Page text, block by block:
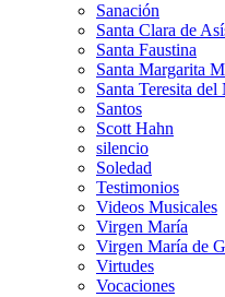
Sanación
Santa Clara de
Santa Faustina
Santa Margarita
Santa Teresita del
Santos
Scott Hahn
silencio
Soledad
Testimonios
Videos Musicales
Virgen María
Virgen María de
Virtudes
Vocaciones